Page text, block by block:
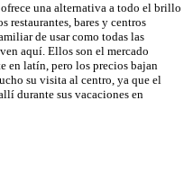
una alternativa a todo el brillo
restaurantes, bares y centros
de usar como todas las
aquí. Ellos son el mercado
en latín, pero los precios bajan
su visita al centro, ya que el
durante sus vacaciones en